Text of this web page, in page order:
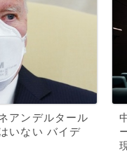
アンデルタール
いない バイデ